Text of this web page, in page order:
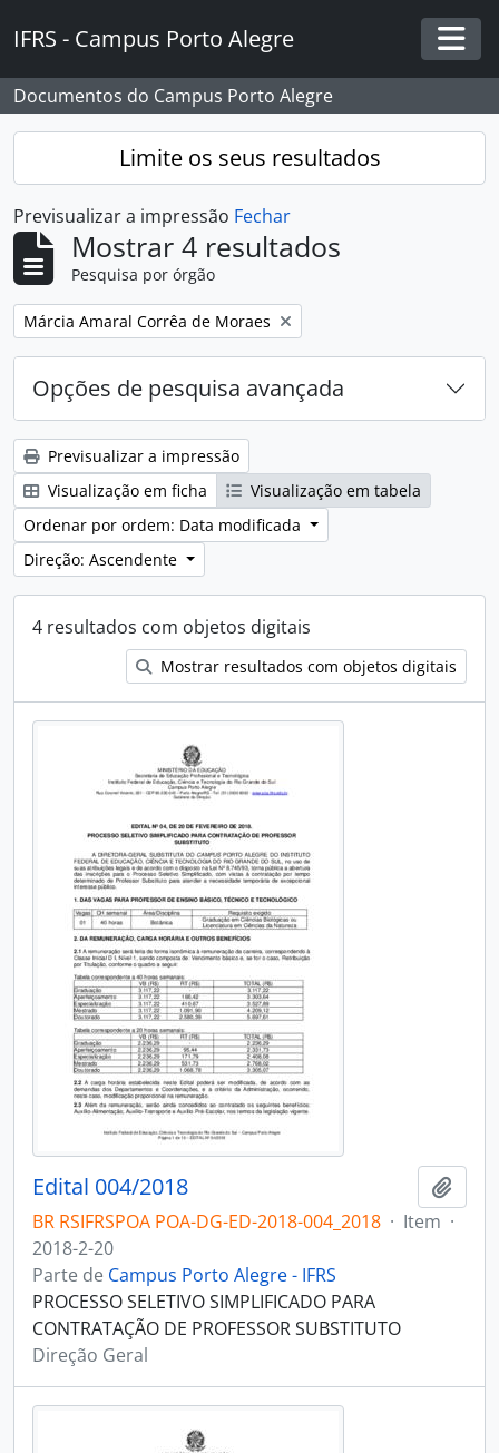
IFRS - Campus Porto Alegre
Documentos do Campus Porto Alegre
Limite os seus resultados
Previsualizar a impressão Fechar
Mostrar 4 resultados
Pesquisa por órgão
Remover filtro:
Márcia Amaral Corrêa de Moraes
Opções de pesquisa avançada
Previsualizar a impressão
Visualização em ficha
Visualização em tabela
Ordenar por ordem: Data modificada
Direção: Ascendente
4 resultados com objetos digitais
Mostrar resultados com objetos digitais
Edital 004/2018
BR RSIFRSPOA POA-DG-ED-2018-004_2018 · Item ·
2018-2-20
Parte de Campus Porto Alegre - IFRS
PROCESSO SELETIVO SIMPLIFICADO PARA
CONTRATAÇÃO DE PROFESSOR SUBSTITUTO
Direção Geral